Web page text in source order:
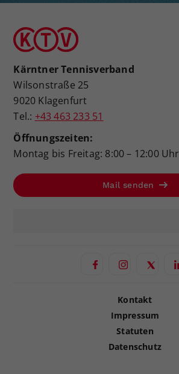
Kärntner Tennisverband
Wilsonstraße 25
9020 Klagenfurt
Tel.: +43 463 233 51
Öffnungszeiten:
Montag bis Freitag: 8:00 – 12:00 Uhr
Mail senden
Kontakt
Impressum
Statuten
Datenschutz